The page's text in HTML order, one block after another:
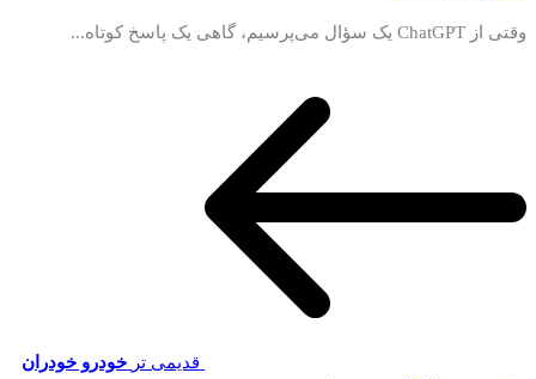
وقتی از ChatGPT یک سؤال می‌پرسیم، گاهی یک پاسخ کوتاه...
قدیمی تر خودرو خودران